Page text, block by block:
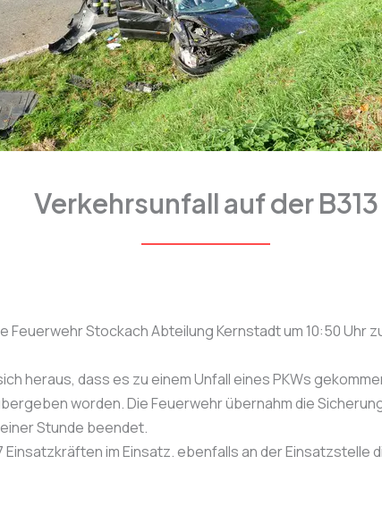
Verkehrsunfall auf der B313
Stockach Abteilung Kernstadt um 10:50 Uhr
heraus, dass es zu einem Unfall eines PKWs
worden. Die Feuerwehr übernahm die
Stunde beendet.
im Einsatz. ebenfalls an der Einsatzstelle